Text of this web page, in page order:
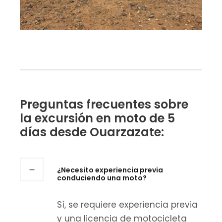
Preguntas frecuentes sobre
la excursión en moto de 5
días desde Ouarzazate:
¿Necesito experiencia previa
conduciendo una moto?
Sí, se requiere experiencia previa
y una licencia de motocicleta